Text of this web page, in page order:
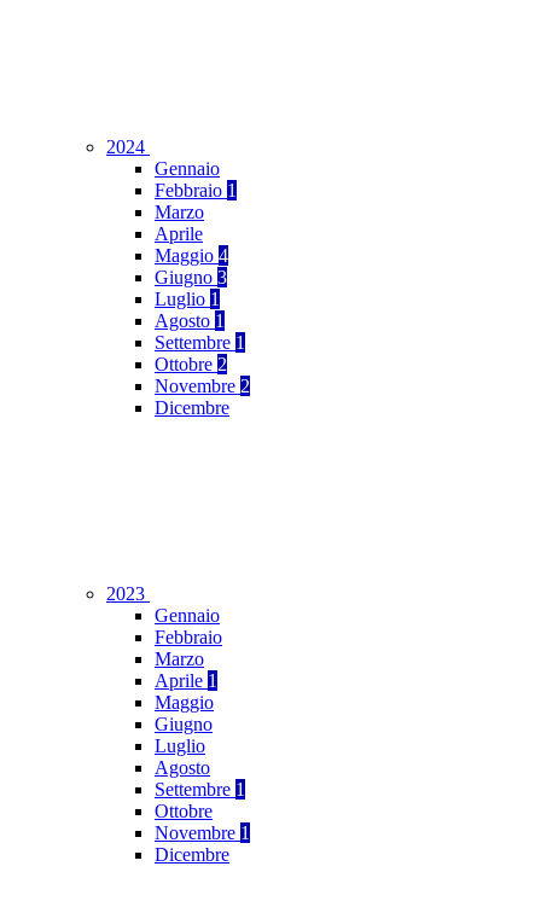
2024
Gennaio
Febbraio 1
Marzo
Aprile
Maggio 4
Giugno 3
Luglio 1
Agosto 1
Settembre 1
Ottobre 2
Novembre 2
Dicembre
2023
Gennaio
Febbraio
Marzo
Aprile 1
Maggio
Giugno
Luglio
Agosto
Settembre 1
Ottobre
Novembre 1
Dicembre